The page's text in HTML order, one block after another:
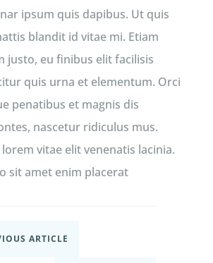
ipsum quis dapibus. Ut quis
blandit id vitae mi. Etiam
justo, eu finibus elit facilisis
quis urna et elementum. Orci
penatibus et magnis dis
nascetur ridiculus mus.
vitae elit venenatis lacinia.
sit amet enim placerat
ARTICLE